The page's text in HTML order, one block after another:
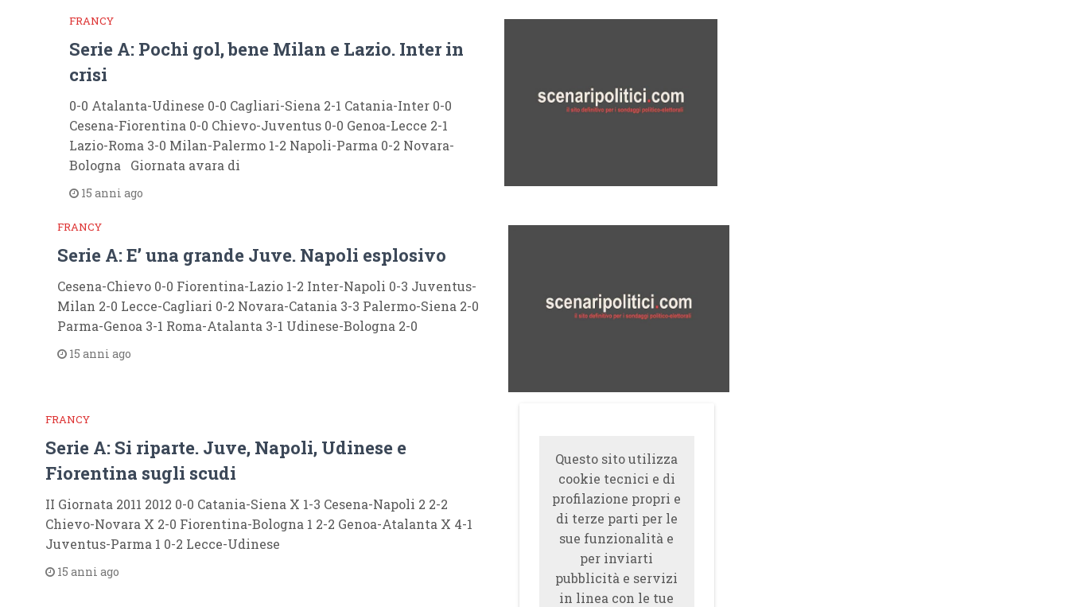
FRANCY
Serie A: Pochi gol, bene Milan e Lazio. Inter in
crisi
0-0 Atalanta-Udinese 0-0 Cagliari-Siena 2-1 Catania-Inter 0-0
Cesena-Fiorentina 0-0 Chievo-Juventus 0-0 Genoa-Lecce 2-1
Lazio-Roma 3-0 Milan-Palermo 1-2 Napoli-Parma 0-2 Novara-
Bologna Giornata avara di
15 anni ago
FRANCY
Serie A: E’ una grande Juve. Napoli esplosivo
Cesena-Chievo 0-0 Fiorentina-Lazio 1-2 Inter-Napoli 0-3 Juventus-
Milan 2-0 Lecce-Cagliari 0-2 Novara-Catania 3-3 Palermo-Siena 2-0
Parma-Genoa 3-1 Roma-Atalanta 3-1 Udinese-Bologna 2-0
15 anni ago
FRANCY
Serie A: Si riparte. Juve, Napoli, Udinese e
Fiorentina sugli scudi
II Giornata 2011 2012 0-0 Catania-Siena X 1-3 Cesena-Napoli 2 2-2
Chievo-Novara X 2-0 Fiorentina-Bologna 1 2-2 Genoa-Atalanta X 4-1
Juventus-Parma 1 0-2 Lecce-Udinese
15 anni ago
Questo sito utilizza
cookie tecnici e di
profilazione propri e
di terze parti per le
sue funzionalità e
per inviarti
pubblicità e servizi
in linea con le tue